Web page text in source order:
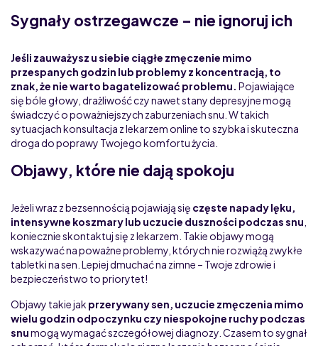
Sygnały ostrzegawcze – nie ignoruj ich
Jeśli zauważysz u siebie ciągłe zmęczenie mimo
przespanych godzin lub problemy z koncentracją, to
znak, że nie warto bagatelizować problemu. Pojawiające
się bóle głowy, drażliwość czy nawet stany depresyjne mogą
świadczyć o poważniejszych zaburzeniach snu. W takich
sytuacjach konsultacja z lekarzem online to szybka i skuteczna
droga do poprawy Twojego komfortu życia.
Objawy, które nie dają spokoju
Jeżeli wraz z bezsennością pojawiają się częste napady lęku,
intensywne koszmary lub uczucie duszności podczas snu
koniecznie skontaktuj się z lekarzem. Takie objawy mogą
wskazywać na poważne problemy, których nie rozwiążą zwykłe
tabletki na sen. Lepiej dmuchać na zimne – Twoje zdrowie i
bezpieczeństwo to priorytet!
Objawy takie jak przerywany sen, uczucie zmęczenia mimo
wielu godzin odpoczynku czy niespokojne ruchy podczas
snumogą wymagać szczegółowej diagnozy. Czasem to sygnał